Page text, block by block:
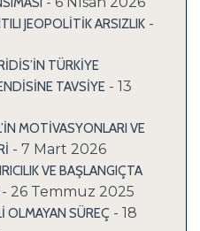
JEOPOLİTİK ARSIZLIK -
TÜRKİYE
TAVSİYE - 13
MOTİVASYONLARI VE
- 7 Mart 2026
VE BAŞLANGIÇTA
- 26 Temmuz 2025
OLMAYAN SÜREÇ - 18